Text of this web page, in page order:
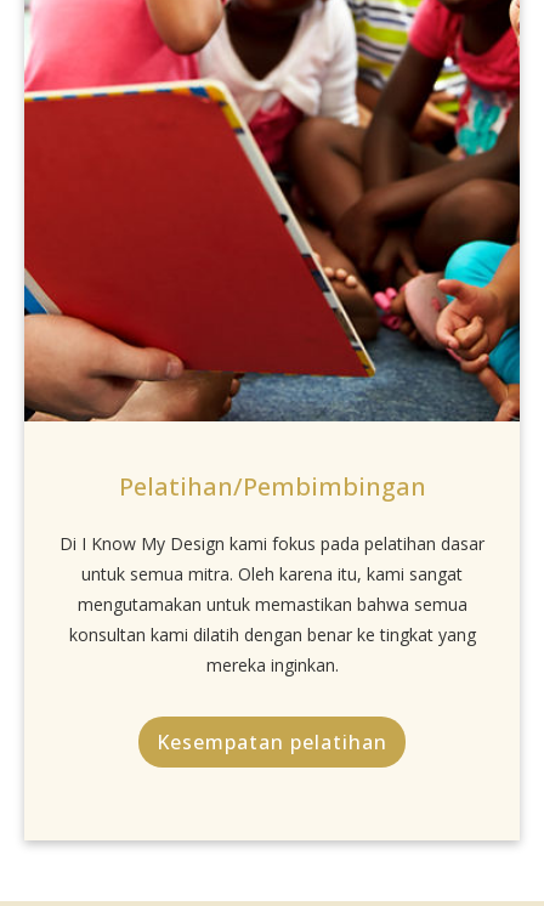
Pelatihan/Pembimbingan
Di I Know My Design kami fokus pada pelatihan dasar
untuk semua mitra. Oleh karena itu, kami sangat
mengutamakan untuk memastikan bahwa semua
konsultan kami dilatih dengan benar ke tingkat yang
mereka inginkan.
Kesempatan pelatihan